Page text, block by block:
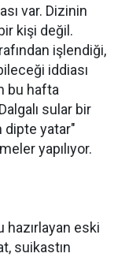
var. Dizinin
kişi değil.
işlendiği,
iddiası
bu hafta
sular bir
dipte yatar"
yapılıyor.
hazırlayan eski
suikastın